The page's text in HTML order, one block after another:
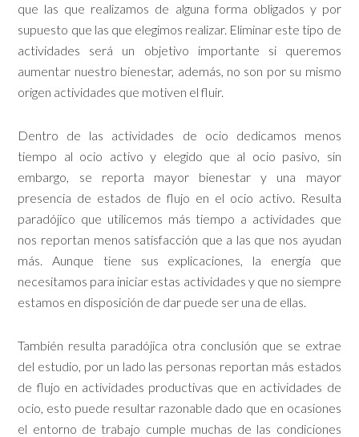
que las que realizamos de alguna forma obligados y por
supuesto que las que elegimos realizar. Eliminar este tipo de
actividades será un objetivo importante si queremos
aumentar nuestro bienestar, además, no son por su mismo
origen actividades que motiven el fluir.
Dentro de las actividades de ocio dedicamos menos
tiempo al ocio activo y elegido que al ocio pasivo, sin
embargo, se reporta mayor bienestar y una mayor
presencia de estados de flujo en el ocio activo. Resulta
paradójico que utilicemos más tiempo a actividades que
nos reportan menos satisfacción que a las que nos ayudan
más. Aunque tiene sus explicaciones, la energía que
necesitamos para iniciar estas actividades y que no siempre
estamos en disposición de dar puede ser una de ellas.
También resulta paradójica otra conclusión que se extrae
del estudio, por un lado las personas reportan más estados
de flujo en actividades productivas que en actividades de
ocio, esto puede resultar razonable dado que en ocasiones
el entorno de trabajo cumple muchas de las condiciones